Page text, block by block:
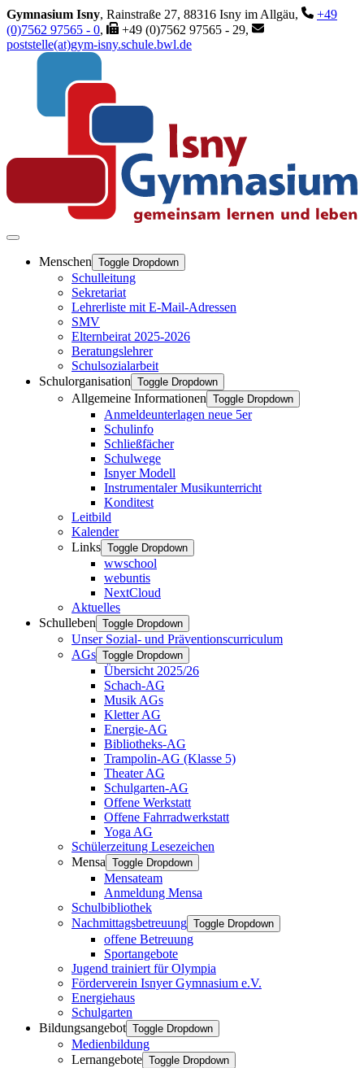
Gymnasium Isny, Rainstraße 27, 88316 Isny im Allgäu,
+49
(0)7562 97565 - 0,
+49 (0)7562 97565 - 29,
poststelle(at)gym-isny.schule.bwl.de
Menschen Toggle Dropdown
Schulleitung
Sekretariat
Lehrerliste mit E-Mail-Adressen
SMV
Elternbeirat 2025-2026
Beratungslehrer
Schulsozialarbeit
Schulorganisation Toggle Dropdown
Allgemeine Informationen Toggle Dropdown
Anmeldeunterlagen neue 5er
Schulinfo
Schließfächer
Schulwege
Isnyer Modell
Instrumentaler Musikunterricht
Konditest
Leitbild
Kalender
Links Toggle Dropdown
wwschool
webuntis
NextCloud
Aktuelles
Schulleben Toggle Dropdown
Unser Sozial- und Präventionscurriculum
AGs Toggle Dropdown
Übersicht 2025/26
Schach-AG
Musik AGs
Kletter AG
Energie-AG
Bibliotheks-AG
Trampolin-AG (Klasse 5)
Theater AG
Schulgarten-AG
Offene Werkstatt
Offene Fahrradwerkstatt
Yoga AG
Schülerzeitung Lesezeichen
Mensa Toggle Dropdown
Mensateam
Anmeldung Mensa
Schulbibliothek
Nachmittagsbetreuung Toggle Dropdown
offene Betreuung
Sportangebote
Jugend trainiert für Olympia
Förderverein Isnyer Gymnasium e.V.
Energiehaus
Schulgarten
Bildungsangebot Toggle Dropdown
Medienbildung
Lernangebote Toggle Dropdown